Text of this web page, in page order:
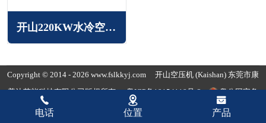
开山220KW水冷空压机LGS系列
电话 位置 产品
Copyright © 2014 - 2026 www.fslkkyj.com 开山空压机 (Kaishan) 东莞市康
普达节能科技有限公司版权所有
粤ICP备19154118号-3
粤公网安备
44190002007780